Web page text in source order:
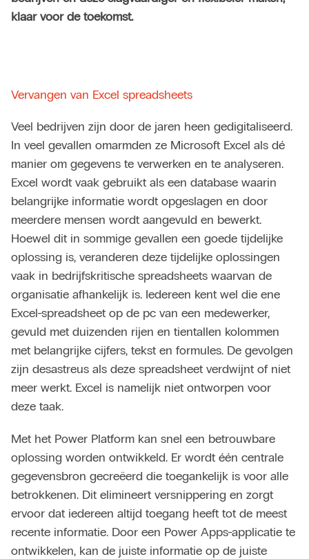
klaar voor de toekomst.
Vervangen van Excel spreadsheets
Veel bedrijven zijn door de jaren heen gedigitaliseerd.
In veel gevallen omarmden ze Microsoft Excel als dé
manier om gegevens te verwerken en te analyseren.
Excel wordt vaak gebruikt als een database waarin
belangrijke informatie wordt opgeslagen en door
meerdere mensen wordt aangevuld en bewerkt.
Hoewel dit in sommige gevallen een goede tijdelijke
oplossing is, veranderen deze tijdelijke oplossingen
vaak in bedrijfskritische spreadsheets waarvan de
organisatie afhankelijk is. Iedereen kent wel die ene
Excel-spreadsheet op de pc van een medewerker,
gevuld met duizenden rijen en tientallen kolommen
met belangrijke cijfers, tekst en formules. De gevolgen
zijn desastreus als deze spreadsheet verdwijnt of niet
meer werkt. Excel is namelijk niet ontworpen voor
deze taak.
Met het Power Platform kan snel een betrouwbare
oplossing worden ontwikkeld. Er wordt één centrale
gegevensbron gecreëerd die toegankelijk is voor alle
betrokkenen. Dit elimineert versnippering en zorgt
ervoor dat iedereen altijd toegang heeft tot de meest
recente informatie. Door een Power Apps-applicatie te
ontwikkelen, kan de juiste informatie op de juiste